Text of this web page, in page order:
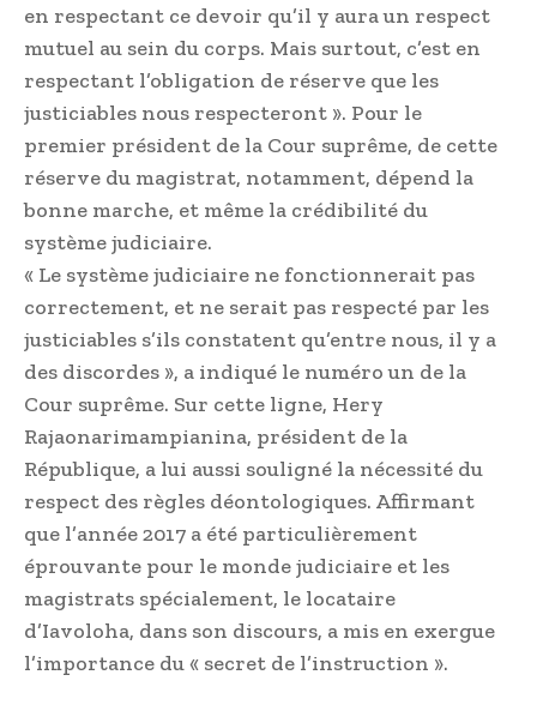
en respectant ce devoir qu’il y aura un respect
mutuel au sein du corps. Mais surtout, c’est en
respectant l’obligation de réserve que les
justiciables nous respecteront ». Pour le
premier président de la Cour suprême, de cette
réserve du magistrat, notamment, dépend la
bonne marche, et même la crédibilité du
système judiciaire.
« Le système judiciaire ne fonctionnerait pas
correctement, et ne serait pas respecté par les
justiciables s’ils constatent qu’entre nous, il y a
des discordes », a indiqué le numéro un de la
Cour suprême. Sur cette ligne, Hery
Rajaonarimampianina, président de la
République, a lui aussi souligné la nécessité du
respect des règles déontologiques. Affirmant
que l’année 2017 a été particulièrement
éprouvante pour le monde judiciaire et les
magistrats spécialement, le locataire
d’Iavoloha, dans son discours, a mis en exergue
l’importance du « secret de l’instruction ».